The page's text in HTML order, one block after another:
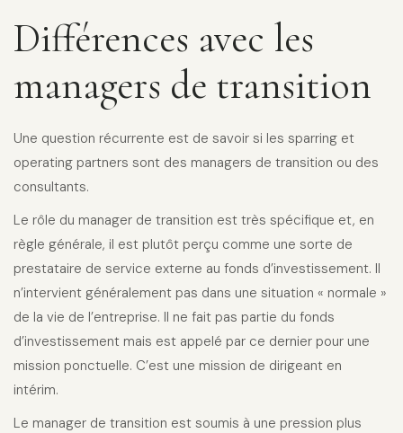
Différences avec les
managers de transition
Une question récurrente est de savoir si les sparring et
operating partners sont des managers de transition ou des
consultants.
Le rôle du manager de transition est très spécifique et, en
règle générale, il est plutôt perçu comme une sorte de
prestataire de service externe au fonds d’investissement. Il
n’intervient généralement pas dans une situation « normale »
de la vie de l’entreprise. Il ne fait pas partie du fonds
d’investissement mais est appelé par ce dernier pour une
mission ponctuelle. C’est une mission de dirigeant en
intérim.
Le manager de transition est soumis à une pression plus